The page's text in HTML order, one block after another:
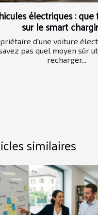
électriques :
sur le smart
d'une voiture
pas quel moyen sûr
recharger...
similaires